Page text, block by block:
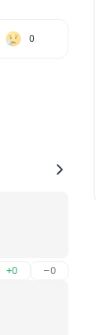
0
+0 –0